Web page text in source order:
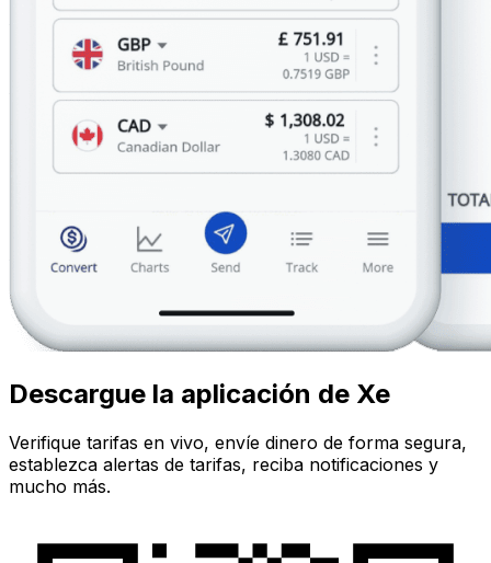
Descargue la aplicación de Xe
Verifique tarifas en vivo, envíe dinero de forma segura,
establezca alertas de tarifas, reciba notificaciones y
mucho más.